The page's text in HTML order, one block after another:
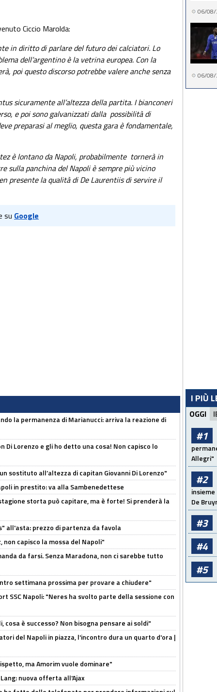
Ciccio Marolda:
in diritto di parlare del futuro dei calciatori. Lo
dell’argentino è la vetrina europea. Con la
poi questo discorso potrebbe valere anche senza
sicuramente all’altezza della partita. I bianconeri
e poi sono galvanizzati dalla possibilità di
preparasi al meglio, questa gara è fondamentale,
è lontano da Napoli, probabilmente tornerà in
sulla panchina del Napoli è sempre più vicino
presente la qualità di De Laurentiis di servire il
su Google
la permanenza di Marianucci: arriva la reazione di
Di Lorenzo e gli ho detto una cosa! Non capisco lo
sostituto all’altezza di capitan Giovanni Di Lorenzo"
in prestito: va alla Sambenedettese
storta può capitare, ma è forte! Si prenderà la
all'asta: prezzo di partenza da favola
capisco la mossa del Napoli"
da farsi. Senza Maradona, non ci sarebbe tutto
settimana prossima per provare a chiudere"
SSC Napoli: "Neres ha svolto parte della sessione con
cosa è successo? Non bisogna pensare ai soldi"
del Napoli in piazza, l'incontro dura un quarto d'ora |
ma Amorim vuole dominare"
nuova offerta all'Ajax
06/08/
06/08/
I PIÙ
OGGI
#1
Allegri"
#2
De
#3
#4
#5